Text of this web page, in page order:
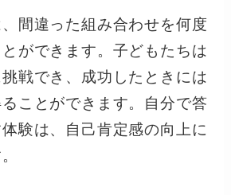
間違った組み合わせを何度
ができます。子どもたちは
戦でき、成功したときには
ことができます。自分で答
験は、自己肯定感の向上に